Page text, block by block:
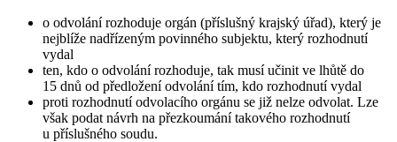
o odvolání rozhoduje orgán (příslušný krajský úřad), který je
nejblíže nadřízeným povinného subjektu, který rozhodnutí
vydal
ten, kdo o odvolání rozhoduje, tak musí učinit ve lhůtě do
15 dnů od předložení odvolání tím, kdo rozhodnutí vydal
proti rozhodnutí odvolacího orgánu se již nelze odvolat. Lze
však podat návrh na přezkoumání takového rozhodnutí
u příslušného soudu.